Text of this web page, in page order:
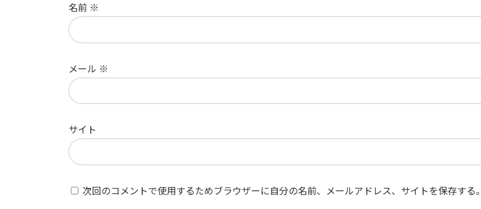
名前 ※
メール ※
サイト
次回のコメントで使用するためブラウザーに自分の名前、メールアドレス、サイトを保存する。